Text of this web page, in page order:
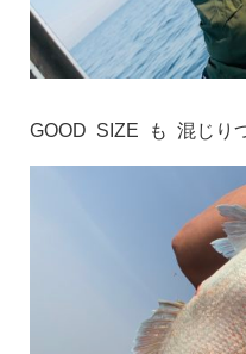
GOOD SIZE も 混じり